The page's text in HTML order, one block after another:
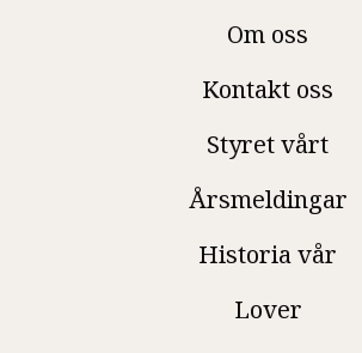
Om oss
Kontakt oss
Styret vårt
Årsmeldingar
Historia vår
Lover